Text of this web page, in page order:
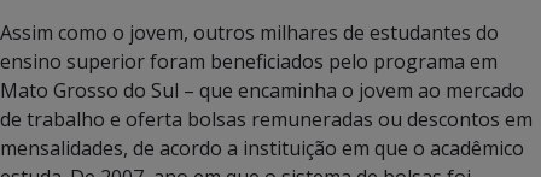
Assim como o jovem, outros milhares de estudantes do
ensino superior foram beneficiados pelo programa em
Mato Grosso do Sul – que encaminha o jovem ao mercado
de trabalho e oferta bolsas remuneradas ou descontos em
mensalidades, de acordo a instituição em que o acadêmico